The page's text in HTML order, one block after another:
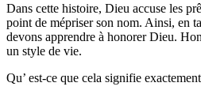
Dans cette histoire, Dieu accuse les
point de mépriser son nom. Ainsi, en
devons apprendre à honorer Dieu.
un style de vie.
Qu’ est-ce que cela signifie